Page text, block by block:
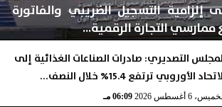
إلزامية التسجيل الضريبي والفاتورة
ممارسي التجارة الرقمية...
مـ
التصديري: صادرات الصناعات الغذائية إلى
الأوروبي ترتفع 15.4% خلال النصف...
6 أغسطس 2026 06:09 مـ